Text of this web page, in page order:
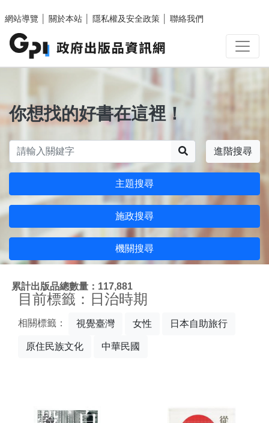
網站導覽
關於本站 隱私權及安全政策 聯絡我們
你想找的好書在這裡！
進階搜尋
主題搜尋
施政搜尋
機關搜尋
累計出版品總數量：117,881
目前標籤：日治時期
相關標籤： 視覺臺灣 女性 日本自助旅行
原住民族文化 中華民國